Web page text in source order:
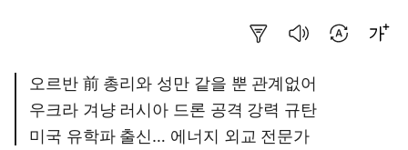
오르반 前 총리와 성만 같을 뿐 관계없어
우크라 겨냥 러시아 드론 공격 강력 규탄
미국 유학파 출신… 에너지 외교 전문가